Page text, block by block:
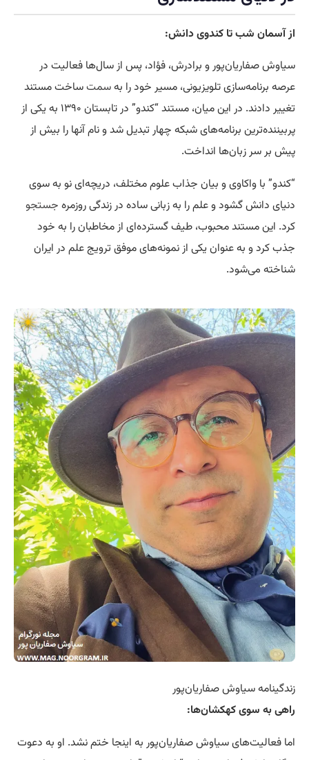
از آسمان شب تا کندوی دانش:
سیاوش صفاریان‌پور و برادرش، فؤاد، پس از سال‌ها فعالیت در
عرصه برنامه‌سازی تلویزیونی، مسیر خود را بهسمتساخت مستند
تغییر دادند. در این میان، مستند “کندو” در تابستان ۱۳۹۰ به یکی از
پربیننده‌ترین برنامه‌های شبکه چهار تبدیل شد و نام آنها را بیش از
پیش بر سر زبان‌ها انداخت.
“کندو” با واکاوی و بیان جذاب علوم مختلف، دریچه‌ای نو به سوی
دنیای دانش گشود و علم را به زبانی ساده در زندگی روزمره جستجو
کرد. این مستند محبوب، طیف گسترده‌ای از مخاطبان را به خود
جذب کرد و به عنوان یکی از نمونه‌های موفق ترویج علم در ایران
شناخته می‌شود.
زندگینامه سیاوش صفاریان‌پور
راهی به سوی کهکشان‌ها:
اما فعالیت‌های سیاوش صفاریان‌پور به اینجا ختم نشد. او به دعوت